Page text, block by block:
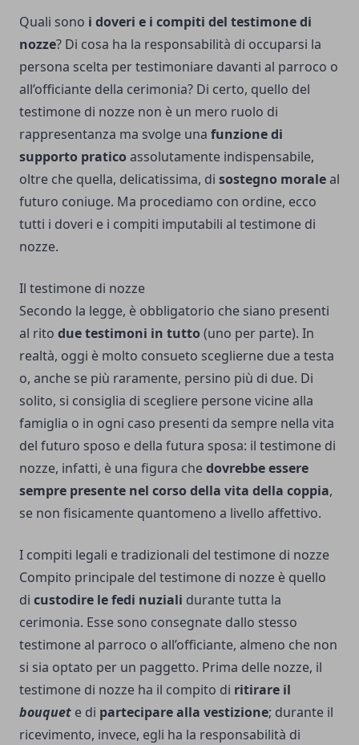
Quali sono i doveri e i compiti del testimone di
nozze? Di cosa ha la responsabilità di occuparsi la
persona scelta per testimoniare davanti al parroco o
all’officiante della cerimonia? Di certo, quello del
testimone di nozze non è un mero ruolo di
rappresentanza ma svolge una funzione di
supporto pratico assolutamente indispensabile,
oltre che quella, delicatissima, di sostegno moraleal
futuro coniuge. Ma procediamo con ordine, ecco
tutti i doveri e i compiti imputabili al testimone di
nozze.
Il testimone di nozze
Secondo la legge, è obbligatorio che siano presenti
al rito due testimoni in tutto (uno per parte). In
realtà, oggi è molto consueto sceglierne due a testa
o, anche se più raramente, persino più di due. Di
solito, si consiglia di scegliere persone vicine alla
famiglia o in ogni caso presenti da sempre nella vita
del futuro sposo e della futura sposa: il testimone di
nozze, infatti, è una figura chedovrebbe essere
sempre presente nel corso della vita della coppia,
se non fisicamente quantomeno a livello affettivo.
I compiti legali e tradizionali del testimone di nozze
Compito principale del testimone di nozze è quello
di custodire le fedi nuziali durante tutta la
cerimonia. Esse sono consegnate dallo stesso
testimone al parroco o all’officiante, almeno che non
si sia optato per un paggetto. Prima delle nozze, il
testimone di nozze ha il compito di ritirare il
bouquet e di partecipare alla vestizione; durante il
ricevimento, invece, egli ha la responsabilità di